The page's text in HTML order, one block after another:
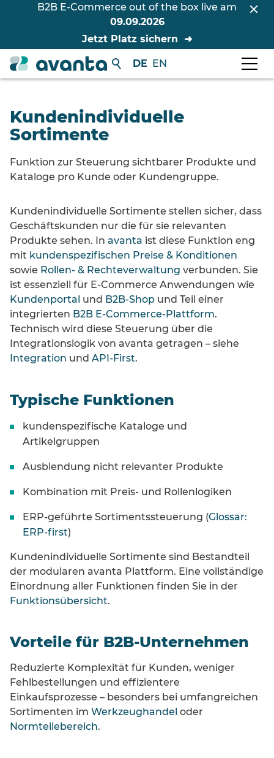
B2B E-Commerce out of the box live am
09.09.2026
Jetzt Platz sichern
DE EN
Kundenindividuelle
Sortimente
Funktion zur Steuerung sichtbarer Produkte und
Kataloge pro Kunde oder Kundengruppe.
Kundenindividuelle Sortimente stellen sicher, dass
Geschäftskunden nur die für sie relevanten
Produkte sehen. In avanta ist diese Funktion eng
mit kundenspezifischen Preise & Konditionen
sowie Rollen- & Rechteverwaltung verbunden. Sie
ist essenziell für E-Commerce Anwendungen wie
Kundenportal und B2B-Shop und Teil einer
integrierten B2B E-Commerce-Plattform.
Technisch wird diese Steuerung über die
Integrationslogik von avanta getragen – siehe
Integration und API-First.
Typische Funktionen
kundenspezifische Kataloge und
Artikelgruppen
Ausblendung nicht relevanter Produkte
Kombination mit Preis- und Rollenlogiken
ERP-geführte Sortimentssteuerung (Glossar:
ERP-first)
Kundenindividuelle Sortimente sind Bestandteil
der modularen avanta Plattform. Eine vollständige
Einordnung aller Funktionen finden Sie in der
Funktionsübersicht.
Vorteile für B2B-Unternehmen
Reduzierte Komplexität für Kunden, weniger
Fehlbestellungen und effizientere
Einkaufsprozesse – besonders bei umfangreichen
Sortimenten im Werkzeughandel oder
Normteilebereich.